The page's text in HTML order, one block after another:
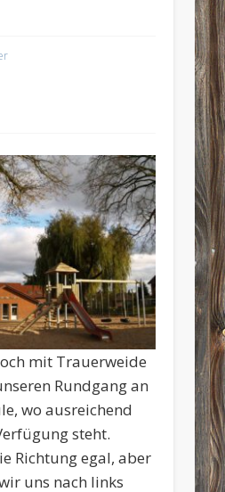
mit Trauerweide
Rundgang an
wo ausreichend
steht.
Richtung egal, aber
uns nach links